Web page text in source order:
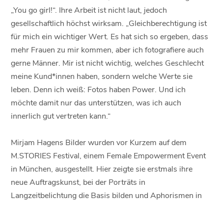
„You go girl!“. Ihre Arbeit ist nicht laut, jedoch
gesellschaftlich höchst wirksam. „Gleichberechtigung ist
für mich ein wichtiger Wert. Es hat sich so ergeben, dass
mehr Frauen zu mir kommen, aber ich fotografiere auch
gerne Männer. Mir ist nicht wichtig, welches Geschlecht
meine Kund*innen haben, sondern welche Werte sie
leben. Denn ich weiß: Fotos haben Power. Und ich
möchte damit nur das unterstützen, was ich auch
innerlich gut vertreten kann.“
Mirjam Hagens Bilder wurden vor Kurzem auf dem
M.STORIES Festival, einem Female Empowerment Event
in München, ausgestellt. Hier zeigte sie erstmals ihre
neue Auftragskunst, bei der Porträts in
Langzeitbelichtung die Basis bilden und Aphorismen in